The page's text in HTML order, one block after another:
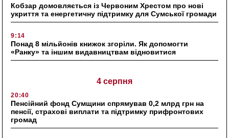
Кобзар домовляється із Червоним Хрестом про нові
укриття та енергетичну підтримку для Сумської громади
9:14
Понад 8 мільйонів книжок згоріли. Як допомогти
«Ранку» та іншим видавництвам відновитися
4 серпня
20:40
Пенсійний фонд Сумщини спрямував 0,2 млрд грн на
пенсії, страхові виплати та підтримку прифронтових
громад